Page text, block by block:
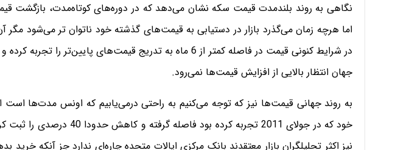
نگاهی به روند بلندمدت قیمت سکه نشان می‌دهد که در دوره‌های کوتاه‌مدت، بازگشت
اما هرچه زمان می‌گذرد بازار در دستیابی به قیمت‌های گذشته خود ناتوان تر می‌شود
در شرایط کنونی قیمت در فاصله کمتر از 6 ماه به تدریج قیمت‌های پایین‌تر را
جهان انتظار بالایی از افزایش قیمت‌ها نمی‌رود.
خود که در جولای 2011 تجربه کرده بود
نیز اکثر تحلیلگران بازار معتقدند بانک مرکزی ایالات متحده چاره‌ای ندارد جز آنکه